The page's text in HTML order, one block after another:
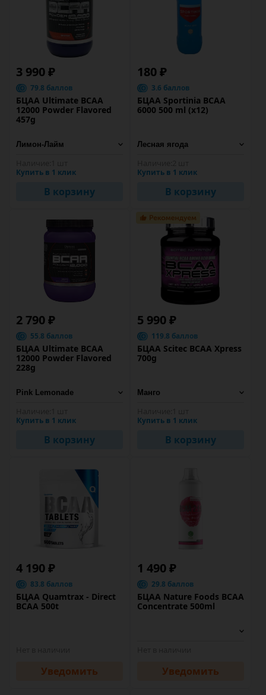
3 990 ₽
79.8 баллов
БЦАА Ultimate BCAA
12000 Powder Flavored
457g
Купить в 1 клик
В корзину
180 ₽
3.6 баллов
БЦАА Sportinia BCAA
6000 500 ml (х12)
Купить в 1 клик
В корзину
2 790 ₽
55.8 баллов
БЦАА Ultimate BCAA
12000 Powder Flavored
228g
Купить в 1 клик
В корзину
5 990 ₽
119.8 баллов
БЦАА Scitec BCAA Xpress
700g
Купить в 1 клик
В корзину
4 190 ₽
83.8 баллов
БЦАА Quamtrax - Direct
BCAA 500t
Уведомить
1 490 ₽
29.8 баллов
БЦАА Nature Foods BCAA
Concentrate 500ml
Уведомить